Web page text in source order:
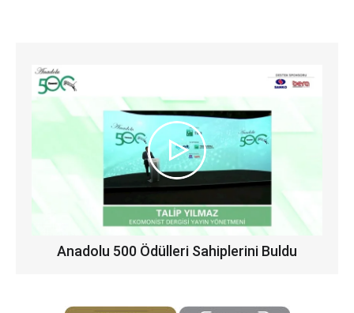
Anadolu 500 Ödülleri Sahiplerini Buldu